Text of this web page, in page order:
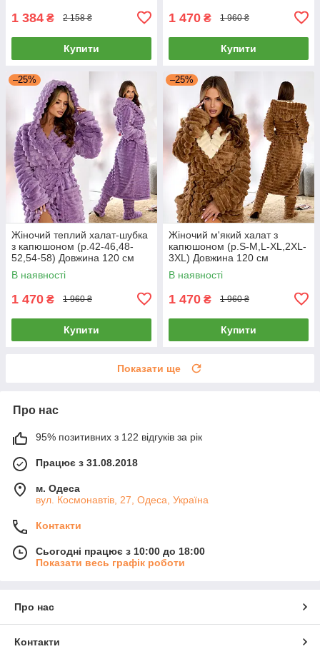
1 384 ₴ 2 158 ₴
Купити
1 470 ₴ 1 960 ₴
Купити
–25%
Жіночий теплий халат-шубка
з капюшоном (р.42-46,48-
52,54-58) Довжина 120 см
Туреччина
В наявності
1 470 ₴ 1 960 ₴
Купити
–25%
Жіночий м'який халат з
капюшоном (р.S-M,L-XL,2XL-
3XL) Довжина 120 см
Туреччина
В наявності
1 470 ₴ 1 960 ₴
Купити
Показати ще
Про нас
95% позитивних з 122 відгуків за рік
Працює з 31.08.2018
м. Одеса
вул. Космонавтів, 27, Одеса, Україна
Контакти
Сьогодні працює з 10:00 до 18:00
Показати весь графік роботи
Про нас
Контакти